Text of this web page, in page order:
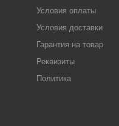
Условия оплаты
Условия доставки
Гарантия на товар
Реквизиты
Политика